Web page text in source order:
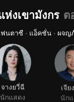
งเขามังกร ต
นตาซี · แอ็คชั่น · ผจญ
จางยวี่ฉี
นักแสดง
เจีย
นัก